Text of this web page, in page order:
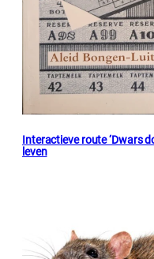
Interactieve route ‘Dwars
leven